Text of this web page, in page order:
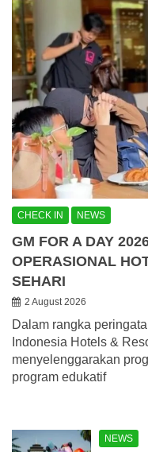
CHECK IN NEWS
GM FOR A DAY
OPERASIONAL
SEHARI
2 August 2026
Dalam rangka
Indonesia Hotels &
menyelenggarakan
program edukatif
NEWS